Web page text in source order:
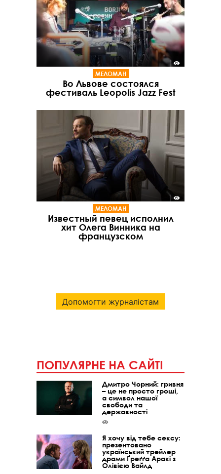
МЕЛОМАН
Во Львове состоялся
фестиваль Leopolis Jazz Fest
МЕЛОМАН
Известный певец исполнил
хит Олега Винника на
французском
Допомогти журналістам
ПОПУЛЯРНЕ НА САЙТІ
Дмитро Чорний: гривня
– це не просто гроші,
а символ нашої
свободи та
державності
Я хочу від тебе сексу:
презентовано
український трейлер
драми Ґреґґа Аракі з
Олівією Вайлд